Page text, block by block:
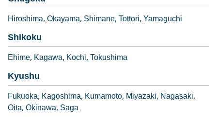
Hiroshima Okayama Shimane Tottori Yamaguchi
Shikoku
Ehime Kagawa Kochi Tokushima
Kyushu
Fukuoka Kagoshima Kumamoto Miyazaki Nagasaki
Oita Okinawa Saga